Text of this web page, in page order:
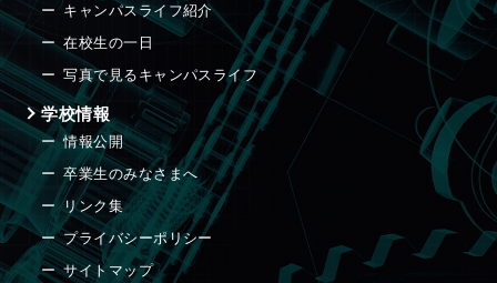
キャンパスライフ紹介
在校生の一日
写真で見るキャンパスライフ
学校情報
情報公開
卒業生のみなさまへ
リンク集
プライバシーポリシー
サイトマップ